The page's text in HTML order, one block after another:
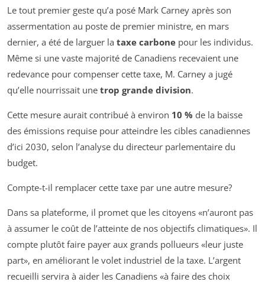
Le tout premier geste qu’a posé Mark Carney après son
assermentation au poste de premier ministre, en mars
dernier, a été de larguer la taxe carbone pour les individus.
Même si une vaste majorité de Canadiens recevaient une
redevance pour compenser cette taxe, M. Carney a jugé
qu’elle nourrissait une trop grande division.
Cette mesure aurait contribué à environ 10 % de la baisse
des émissions requise pour atteindre les cibles canadiennes
d’ici 2030, selon l’analyse du directeur parlementaire du
budget.
Compte-t-il remplacer cette taxe par une autre mesure?
Dans sa plateforme, il promet que les citoyens n’auront pas
à assumer le coût de l’atteinte de nos objectifs climatiques . Il
compte plutôt faire payer aux grands pollueurs leur juste
part , en améliorant le volet industriel de la taxe. L’argent
recueilli servira à aider les Canadiens à faire des choix